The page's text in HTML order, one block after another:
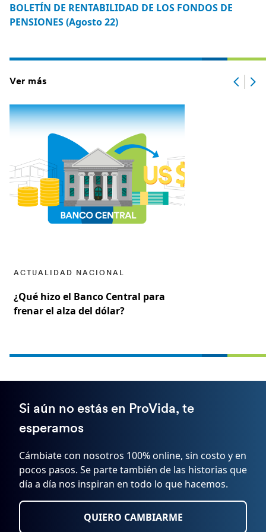
BOLETÍN DE RENTABILIDAD DE LOS FONDOS DE
PENSIONES (Agosto 22)
Ver más
ACTUALIDAD NACIONAL
¿Qué hizo el Banco Central para
frenar el alza del dólar?
Si aún no estás en ProVida, te
esperamos
Cámbiate con nosotros 100% online, sin costo y en
pocos pasos. Se parte también de las historias que
día a día nos inspiran en todo lo que hacemos.
QUIERO CAMBIARME